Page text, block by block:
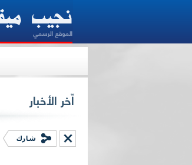
الرئيس
من شأنه أن
استقرار طويل